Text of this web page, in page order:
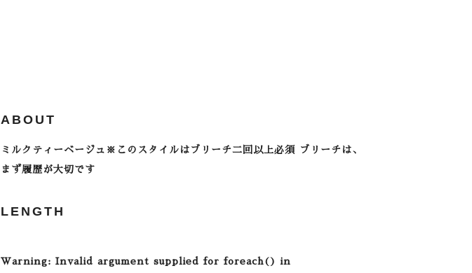
ABOUT
ミルクティーベージュ※このスタイルはブリーチ二回以上必須 ブリーチは、
まず履歴が大切です
LENGTH
Warning: Invalid argument supplied for foreach() in